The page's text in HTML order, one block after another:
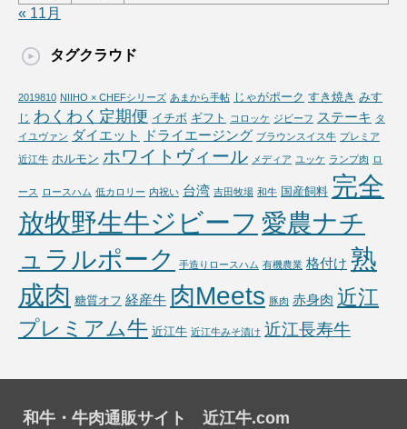
« 11月
タグクラウド
2019810 NIIHO × CHEFシリーズ あまから手帖 じゃがポーク すき焼き みす
じ わくわく定期便 イチボ ギフト コロッケ ジビーフ ステーキ タ
イユヴァン ダイエット ドライエージング ブラウンスイス牛 プレミア
近江牛 ホルモン ホワイトヴィール メディア ユッケ ランプ肉 ロ
ース ロースハム 低カロリー 内祝い 台湾 吉田牧場 和牛 国産飼料 完全
放牧野生牛ジビーフ 愛農ナチ
ュラルポーク
手造りロースハム 有機農業 格付け 熟
成肉 糖質オフ 経産牛 肉Meets 豚肉 赤身肉 近江
プレミアム牛 近江牛 近江牛みそ漬け 近江長寿牛
和牛・牛肉通販サイト 近江牛.com